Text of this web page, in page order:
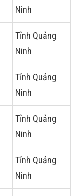
Ninh
Tỉnh Quảng
Ninh
Tỉnh Quảng
Ninh
Tỉnh Quảng
Ninh
Tỉnh Quảng
Ninh